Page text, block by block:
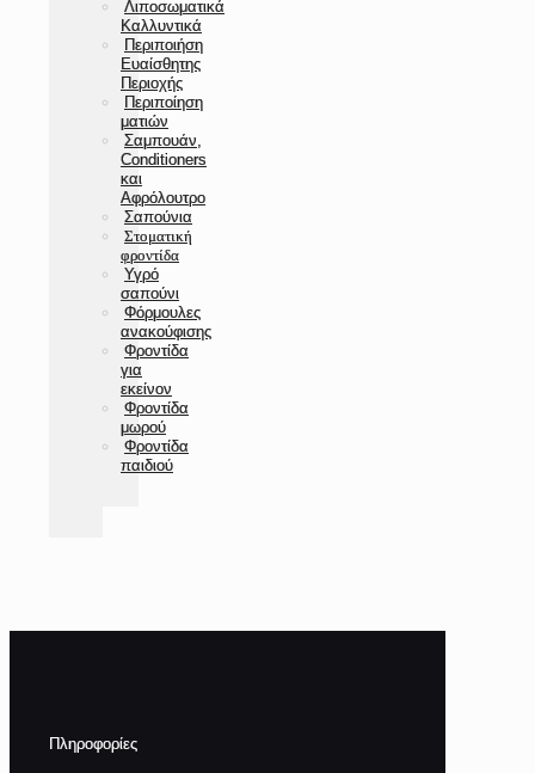
Λιποσωματικά
Καλλυντικά
Περιποιήση
Ευαίσθητης
Περιοχής
Περιποίηση
ματιών
Σαμπουάν,
Conditioners
και
Αφρόλουτρο
Σαπούνια
Στοματική
φροντίδα
Υγρό
σαπούνι
Φόρμουλες
ανακούφισης
Φροντίδα
για
εκείνον
Φροντίδα
μωρού
Φροντίδα
παιδιού
Πληροφορίες